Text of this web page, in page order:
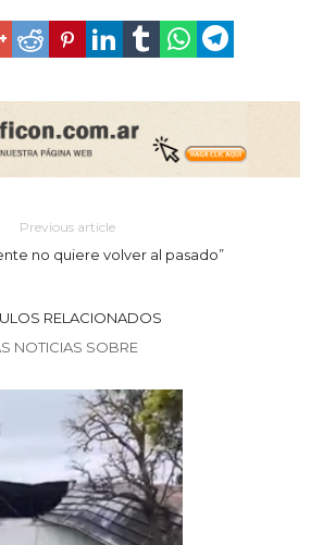
Previous article
no quiere volver al pasado”
RELACIONADOS
NOTICIAS SOBRE